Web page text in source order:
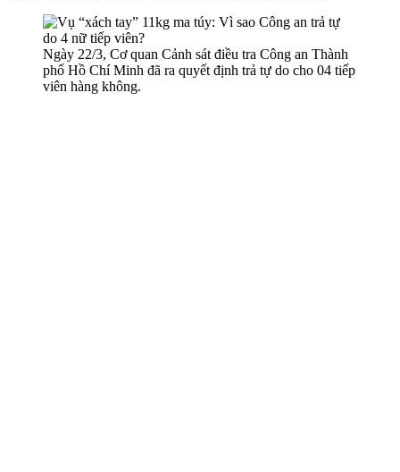
Ngày 22/3, Cơ quan Cảnh sát điều tra Công an Thành
phố Hồ Chí Minh đã ra quyết định trả tự do cho 04 tiế‌p
viê‌n hàng không.